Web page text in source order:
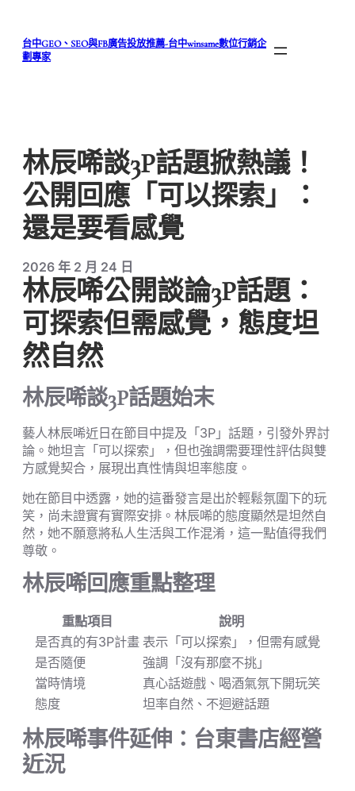
台中GEO、SEO與FB廣告投放推薦-台中winsame數位行銷企
劃專家
林辰唏談3P話題掀熱議！
公開回應「可以探索」：
還是要看感覺
2026 年 2 月 24 日
林辰唏公開談論3P話題：
可探索但需感覺，態度坦
然自然
林辰唏談3P話題始末
藝人林辰唏近日在節目中提及「3P」話題，引發外界討
論。她坦言「可以探索」，但也強調需要理性評估與雙
方感覺契合，展現出真性情與坦率態度。
她在節目中透露，她的這番發言是出於輕鬆氛圍下的玩
笑，尚未證實有實際安排。林辰唏的態度顯然是坦然自
然，她不願意將私人生活與工作混淆，這一點值得我們
尊敬。
林辰唏回應重點整理
重點項目
說明
是否真的有3P計畫 表示「可以探索」，但需有感覺
是否隨便
強調「沒有那麼不挑」
當時情境
真心話遊戲、喝酒氣氛下開玩笑
態度
坦率自然、不迴避話題
林辰唏事件延伸：台東書店經營
近況